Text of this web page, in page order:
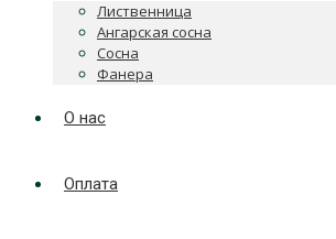
Лиственница
Ангарская сосна
Сосна
Фанера
О нас
Оплата